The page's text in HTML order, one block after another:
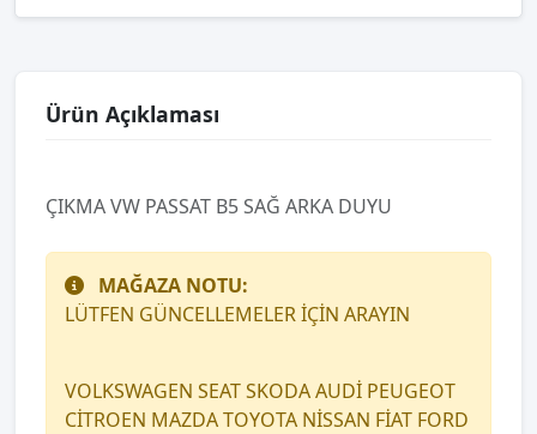
Ürün Açıklaması
ÇIKMA VW PASSAT B5 SAĞ ARKA DUYU
MAĞAZA NOTU:
LÜTFEN GÜNCELLEMELER İÇİN ARAYIN
VOLKSWAGEN SEAT SKODA AUDİ PEUGEOT
CİTROEN MAZDA TOYOTA NİSSAN FİAT FORD